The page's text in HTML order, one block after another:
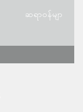
ဆရာဝန်မျာ